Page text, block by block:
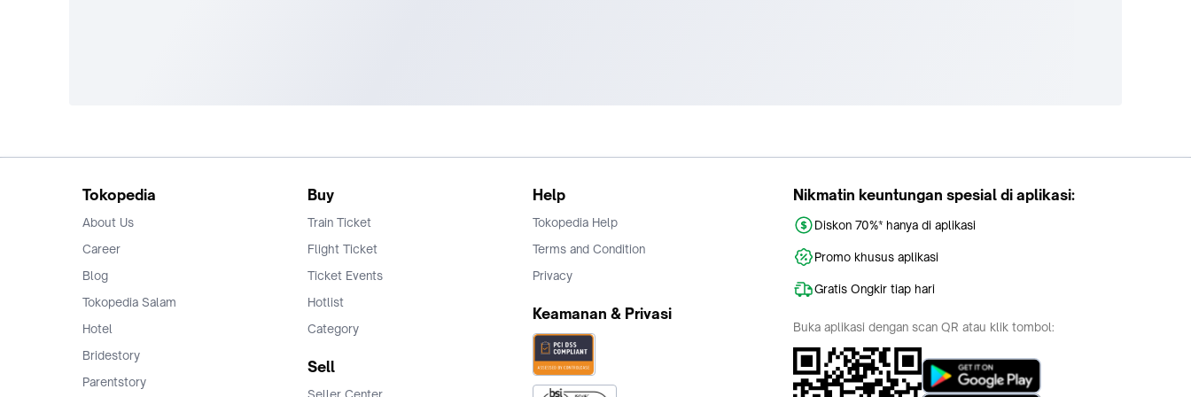
Tokopedia
About Us
Career
Blog
Tokopedia Salam
Hotel
Bridestory
Parentstory
Buy
Train Ticket
Flight Ticket
Ticket Events
Hotlist
Category
Sell
Seller Center
Help
Tokopedia Help
Terms and Condition
Privacy
Keamanan & Privasi
Nikmatin keuntungan spesial di aplikasi:
Diskon 70%* hanya di aplikasi
Promo khusus aplikasi
Gratis Ongkir tiap hari
Buka aplikasi dengan scan QR atau klik tombol: